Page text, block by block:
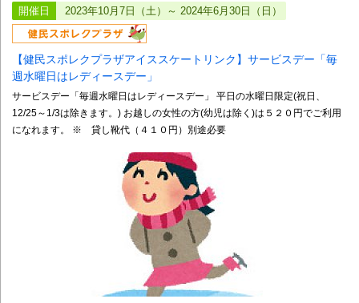
開催日 2023年10月7日（土）～ 2024年6月30日（日）
【健民スポレクプラザアイススケートリンク】サービスデー「毎
週水曜日はレディースデー」
サービスデー「毎週水曜日はレディースデー」 平日の水曜日限定(祝日、
12/25～1/3は除きます。) お越しの女性の方(幼児は除く)は５２０円でご利用
になれます。 ※ 貸し靴代（４１０円）別途必要